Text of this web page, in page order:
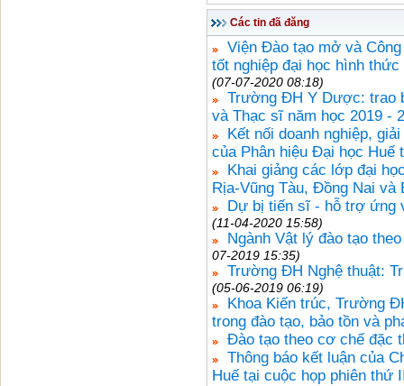
Các tin đã đăng
Viện Đào tạo mở và
tốt nghiệp đại học hình
(07-07-2020 08:18)
Trường ĐH Y Dược: trao
và Thạc sĩ năm học 2019 -
Kết nối doanh nghiệp,
của Phân hiệu Đại học Huế
Khai giảng các lớp đại
Rịa-Vũng Tàu, Đồng Nai và
Dự bị tiến sĩ - hỗ trợ ứng
(11-04-2020 15:58)
Ngành Vật lý đào tạo
07-2019 15:35)
Trường ĐH Nghệ thuật:
(05-06-2019 06:19)
Khoa Kiến trúc, Trường
trong đào tạo, bảo tồn và
Đào tạo theo cơ chế đặc
Thông báo kết luận của
Huế tại cuộc họp phiên thứ